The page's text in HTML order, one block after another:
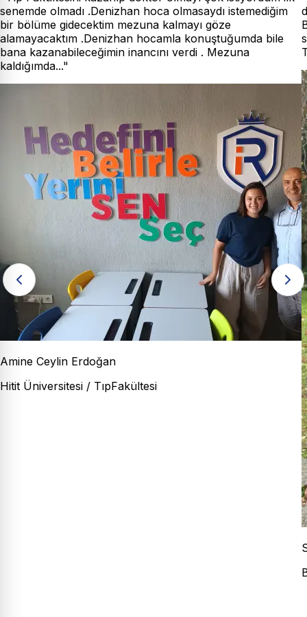
senemde olmadı .Denizhan hoca olmasaydı istemediğim
bir bölüme gidecektim mezuna kalmayı göze
alamayacaktım .Denizhan hocamla konuştuğumda bile
bana kazanabileceğimin inancını verdi . Mezuna
kaldığımda..."
Amine Ceylin Erdoğan
Hitit Üniversitesi / TıpFakültesi